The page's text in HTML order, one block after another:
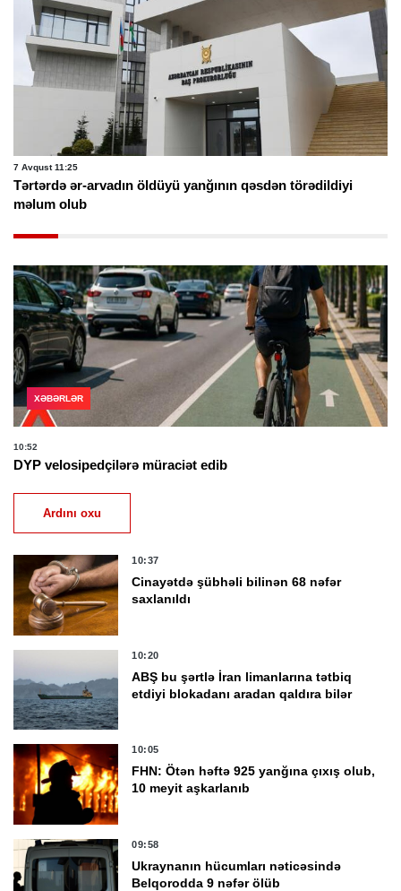
7 Avqust 11:25
Tərtərdə ər-arvadın öldüyü yanğının qəsdən törədildiyi
məlum olub
XƏBƏRLƏR
10:52
DYP velosipedçilərə müraciət edib
Ardını oxu
10:37
Cinayətdə şübhəli bilinən 68 nəfər
saxlanıldı
10:20
ABŞ bu şərtlə İran limanlarına tətbiq
etdiyi blokadanı aradan qaldıra bilər
10:05
FHN: Ötən həftə 925 yanğına çıxış olub,
10 meyit aşkarlanıb
09:58
Ukraynanın hücumları nəticəsində
Belqorodda 9 nəfər ölüb